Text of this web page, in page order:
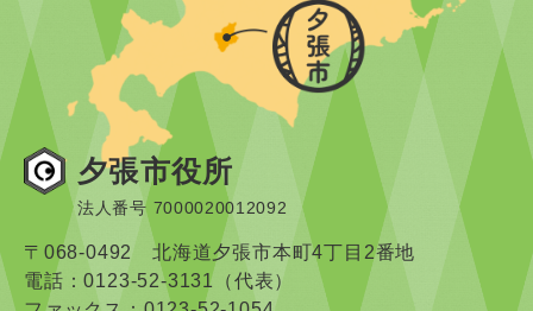
夕張市役所
法人番号 7000020012092
〒068-0492 北海道夕張市本町4丁目2番地
電話：0123-52-3131（代表）